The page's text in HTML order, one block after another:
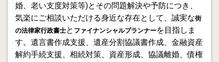
2015.11.29
証券会社の相続手続
2015.11.28
ネットバンクの相続手続
婚、老い支度対策等)とその問題解決や予防につき、
気楽にご相談いただける身近な存在として、誠実な街
の法律家行政書士と ファイナンシャルプランナーを目指しま
す。遺言書作成支援、遺産分割協議書作成、金融資産
解約手続支援、相続対策、資産形成、協議離婚、債権